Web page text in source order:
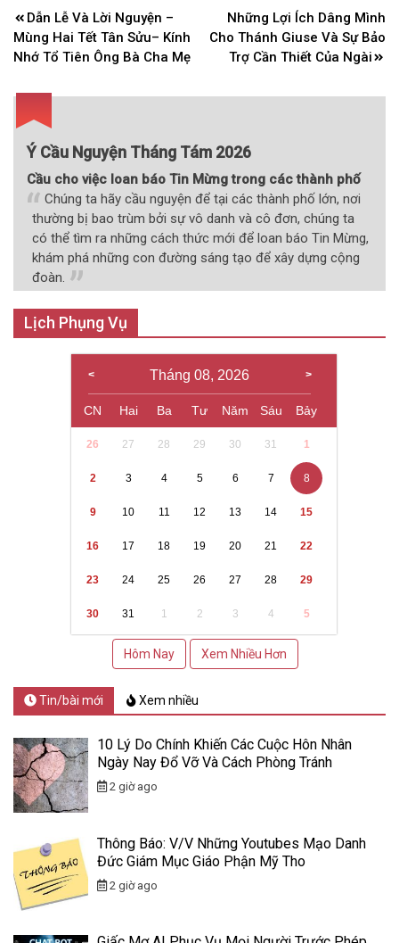
Điều
hướng
bài
Dẫn Lễ Và Lời Nguyện –
Mùng Hai Tết Tân Sửu– Kính
Nhớ Tổ Tiên Ông Bà Cha Mẹ
Những Lợi Ích Dâng Mình
Cho Thánh Giuse Và Sự Bảo
Trợ Cần Thiết Của Ngài
Ý Cầu Nguyện Tháng Tám 2026
Cầu cho việc loan báo Tin Mừng trong các thành phố
Chúng ta hãy cầu nguyện để tại các thành phố lớn, nơi
thường bị bao trùm bởi sự vô danh và cô đơn, chúng ta
có thể tìm ra những cách thức mới để loan báo Tin Mừng,
khám phá những con đường sáng tạo để xây dựng cộng
đoàn.
Lịch Phụng Vụ
Tháng 08, 2026
CN Hai Ba Tư Năm Sáu Bảy
26 27 28 29 30 31 1
2 3 4 5 6 7 8
9 10 11 12 13 14 15
16 17 18 19 20 21 22
23 24 25 26 27 28 29
30 31 1 2 3 4 5
Hôm Nay Xem Nhiều Hơn
Tin/bài mới Xem nhiều
10 Lý Do Chính Khiến Các Cuộc Hôn Nhân
Ngày Nay Đổ Vỡ Và Cách Phòng Tránh
2 giờ ago
Thông Báo: V/v Những Youtubes Mạo Danh
Đức Giám Mục Giáo Phận Mỹ Tho
2 giờ ago